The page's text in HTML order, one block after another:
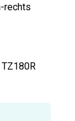
rechts
TZ180R